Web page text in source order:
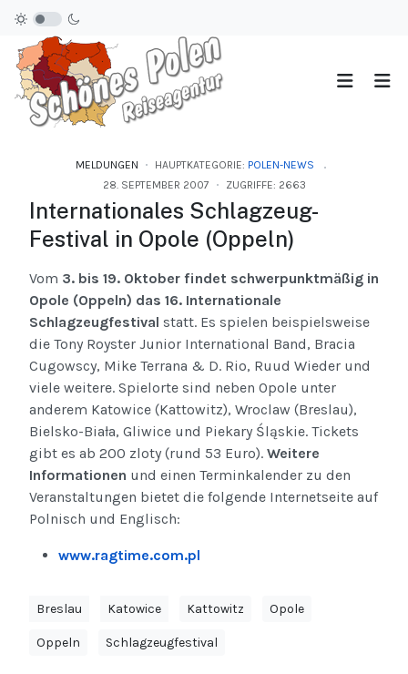
MELDUNGEN HAUPTKATEGORIE: POLEN-NEWS
28. SEPTEMBER 2007
ZUGRIFFE: 2663
Internationales Schlagzeug-
Festival in Opole (Oppeln)
Vom 3. bis 19. Oktober findet schwerpunktmäßig in
Opole (Oppeln) das 16. Internationale
Schlagzeugfestival statt. Es spielen beispielsweise
die Tony Royster Junior International Band, Bracia
Cugowscy, Mike Terrana & D. Rio, Ruud Wieder und
viele weitere. Spielorte sind neben Opole unter
anderem Katowice (Kattowitz), Wroclaw (Breslau),
Bielsko-Biała, Gliwice und Piekary Śląskie. Tickets
gibt es ab 200 zloty (rund 53 Euro). Weitere
Informationen und einen Terminkalender zu den
Veranstaltungen bietet die folgende Internetseite auf
Polnisch und Englisch:
www.ragtime.com.pl
Breslau Katowice Kattowitz Opole
Oppeln Schlagzeugfestival